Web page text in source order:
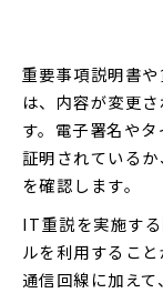
重要事項説明書
は、内容が変更
す。電子署名や
証明されている
を確認します。
IT重説を実施す
ルを利用するこ
通信回線に加え